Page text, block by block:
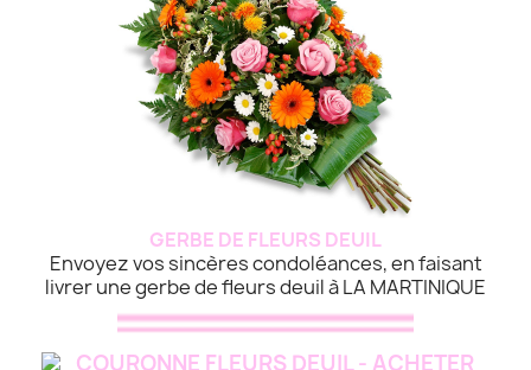
GERBE DE FLEURS DEUIL
Envoyez vos sincères condoléances, en faisant
livrer une gerbe de fleurs deuil à LA MARTINIQUE